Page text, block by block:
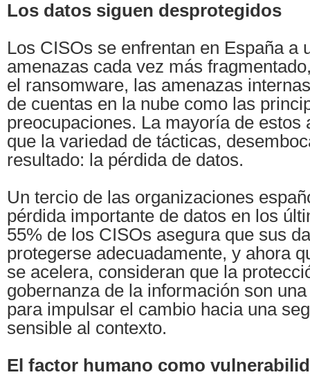
Los datos siguen desprotegidos
Los CISOs se enfrentan en España a
amenazas cada vez más
el ransomware, las amenazas
de cuentas en la nube como las
preocupaciones. La mayoría de estos
que la variedad de tácticas,
resultado: la pérdida de datos.
Un tercio de las organizaciones
pérdida importante de datos en los
55% de los CISOs asegura que sus
protegerse adecuadamente, y ahora
se acelera, consideran que la
gobernanza de la información son
para impulsar el cambio hacia una
sensible al contexto.
El factor humano como